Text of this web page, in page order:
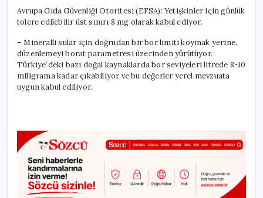
Avrupa Gıda Güvenliği Otoritesi (EFSA): Yetişkinler için günlük
tolere edilebilir üst sınırı 8 mg olarak kabul ediyor.
– Mineralli sular için doğrudan bir bor limiti koymak yerine,
düzenlemeyi borat parametresi üzerinden yürütüyor.
Türkiye’deki bazı doğal kaynaklarda bor seviyeleri litrede 8-10
miligrama kadar çıkabiliyor ve bu değerler yerel mevzuata
uygun kabul ediliyor.